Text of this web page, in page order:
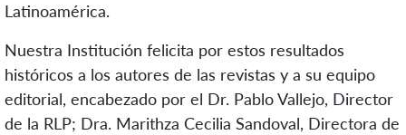
Latinoamérica.
Nuestra Institución felicita por estos resultados
históricos a los autores de las revistas y a su equipo
editorial, encabezado por el Dr. Pablo Vallejo, Director
de la RLP; Dra. Marithza Cecilia Sandoval, Directora de